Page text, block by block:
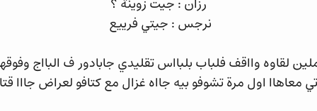
رزان : جيت زوينة ؟
نرجس : جيتي فرييع
لقاوه وااقف فلباب بلبااس تقليدي جابادور ف البااج
معاهاا اول مرة تشوفو بيه جااه غزال مع كتافو لعراض جااا